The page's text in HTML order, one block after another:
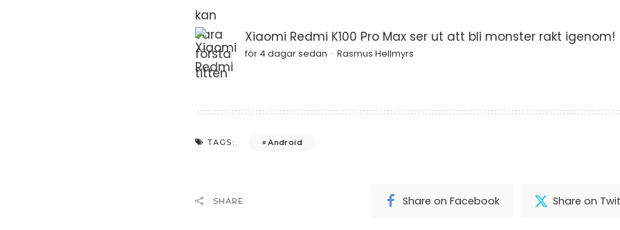
Xiaomi Redmi K100 Pro Max ser ut att bli monster rakt igenom!
för 4 dagar sedan Rasmus Hellmyrs
TAGS: Android
SHARE Share on Facebook Share on